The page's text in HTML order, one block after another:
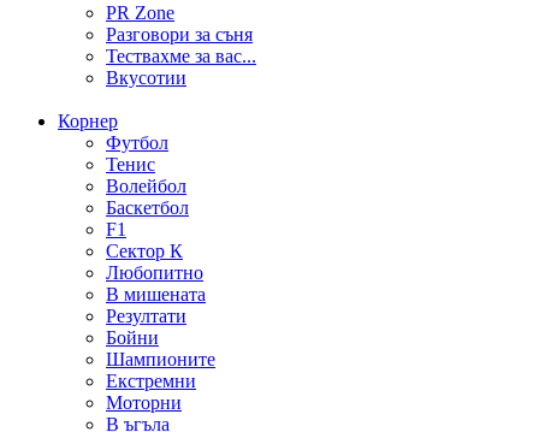
PR Zone
Разговори за съня
Тествахме за вас...
Вкусотии
Корнер
Футбол
Тенис
Волейбол
Баскетбол
F1
Сектор К
Любопитно
В мишената
Резултати
Бойни
Шампионите
Екстремни
Моторни
В ъгъла